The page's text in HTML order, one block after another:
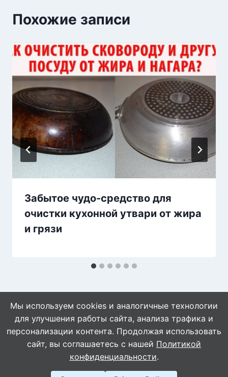
Похожие записи
Забытое чудо-средство для
очистки кухонной утвари от жира
и грязи
© 2026 WebVinegret
Мы используем cookies и аналогичные технологии
для улучшения работы сайта, анализа трафика и
персонализации контента. Продолжая использовать
сайт, вы соглашаетесь с нашей Политикой
конфиденциальности.